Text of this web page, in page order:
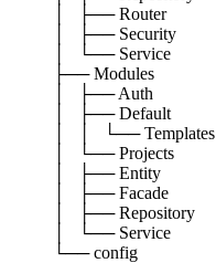
│ ├── Router
│ ├── Security
│ └── Service
├── Modules
│ ├── Auth
│ ├── Default
│ │ └── Templates
│ └── Projects
│ ├── Entity
│ ├── Facade
│ ├── Repository
│ └── Service
└── config